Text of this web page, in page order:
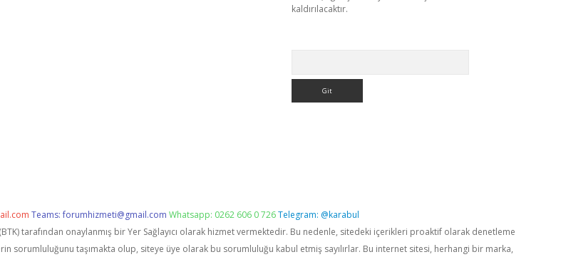
kaldırılacaktır.
Teams:forumhizmeti@gmail.com Whatsapp: 0262 606 0 726Telegram: @karabul
tarafından onaylanmış bir Yer Sağlayıcı olarak hizmet vermektedir. Bu nedenle, sitedeki içerikleri proaktif olarak denetleme
sorumluluğunu taşımakta olup, siteye üye olarak bu sorumluluğu kabul etmiş sayılırlar. Bu internet sitesi, herhangi bir marka,